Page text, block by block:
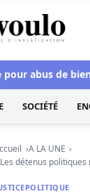
premier site
de biens
SOCIÉTÉ
A LA UNE
détenus
POLITIQUE